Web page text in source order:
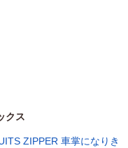
クス
ZIPPER 車掌になりき